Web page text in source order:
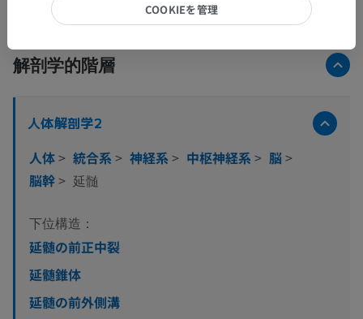
画像をもっと見る
解剖学的階層
人体解剖学2
人体> 統合系> 神経系> 中枢神経系> 脳>
脳幹> 延髄
下位構造：
延髄の前正中裂
延髄錐体
延髄の前外側溝
COOKIEを管理